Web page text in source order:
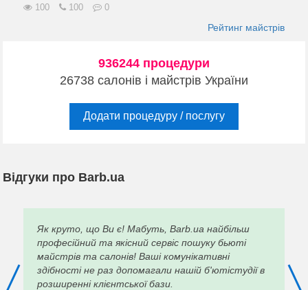
100 100 0
Рейтинг майстрів
936244 процедури
26738 салонів і майстрів України
Додати процедуру / послугу
Відгуки про Barb.ua
Як круто, що Ви є! Мабуть, Barb.ua найбільш
професійний та якісний сервіс пошуку бьюті
майстрів та салонів! Ваші комунікативні
здібності не раз допомагали нашій б'ютістудії в
розширенні клієнтської бази.